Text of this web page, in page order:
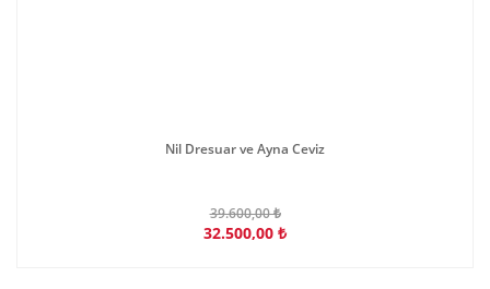
Nil Dresuar ve Ayna Ceviz
39.600,00 ₺
32.500,00 ₺